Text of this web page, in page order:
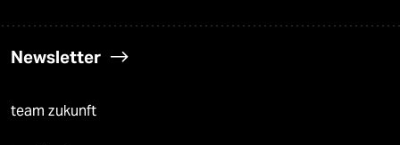
Newsletter
team zukunft